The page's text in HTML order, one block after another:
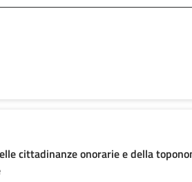
cittadinanze onorarie e della